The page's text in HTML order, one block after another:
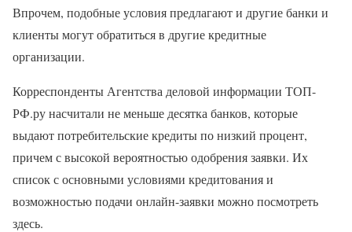
Впрочем, подобные условия предлагают и другие банки и
клиенты могут обратиться в другие кредитные
организации.
Корреспонденты Агентства деловой информации ТОП-
РФ.ру насчитали не меньше десятка банков, которые
выдают потребительские кредиты по низкий процент,
причем с высокой вероятностью одобрения заявки. Их
список с основными условиями кредитования и
возможностью подачи онлайн-заявки можно посмотреть
здесь.